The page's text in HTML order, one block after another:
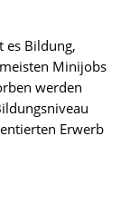
es Bildung,
Minijobs
werden
Erwerb